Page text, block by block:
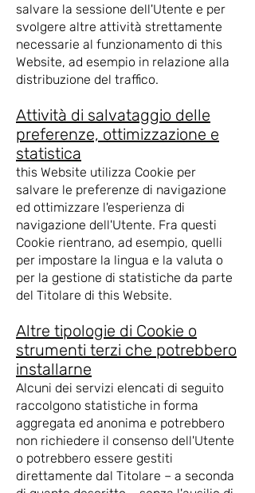
salvare la sessione dell'Utente e per
svolgere altre attività strettamente
necessarie al funzionamento di this
Website, ad esempio in relazione alla
distribuzione del traffico.
Attività di salvataggio delle
preferenze, ottimizzazione e
statistica
this Website utilizza Cookie per
salvare le preferenze di navigazione
ed ottimizzare l'esperienza di
navigazione dell'Utente. Fra questi
Cookie rientrano, ad esempio, quelli
per impostare la lingua e la valuta o
per la gestione di statistiche da parte
del Titolare di this Website.
Altre tipologie di Cookie o
strumenti terzi che potrebbero
installarne
Alcuni dei servizi elencati di seguito
raccolgono statistiche in forma
aggregata ed anonima e potrebbero
non richiedere il consenso dell'Utente
o potrebbero essere gestiti
direttamente dal Titolare – a seconda